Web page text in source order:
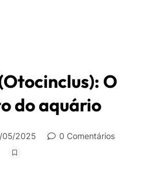
O
do aquário
05/2025
0 Comentários